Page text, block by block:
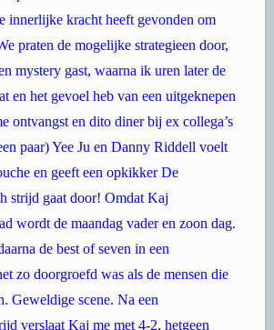
innerlijke kracht heeft gevonden om
praten de mogelijke strategieen door,
mystery gast, waarna ik uren later de
en het gevoel heb van een uitgeknepen
ontvangst en dito diner bij ex collega’s
paar) Yee Ju en Danny Riddell voelt
en geeft een opkikker De
strijd gaat door! Omdat Kaj
wordt de maandag vader en zoon dag.
de best of seven in een
zo doorgroefd was als de mensen die
Geweldige scene. Na een
verslaat Kaj me met 4-2, hetgeen